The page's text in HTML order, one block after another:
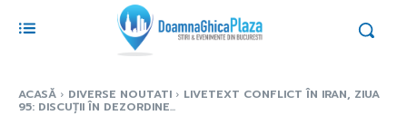
ACASĂ DIVERSE NOUTATI LIVETEXT CONFLICT ÎN IRAN, ZIUA
95: DISCUȚII ÎN DEZORDINE...